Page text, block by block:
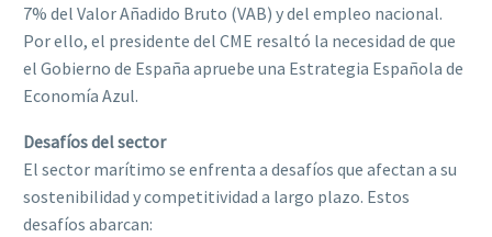
7% del Valor Añadido Bruto (VAB) y del empleo nacional.
Por ello, el presidente del CME resaltó la necesidad de que
el Gobierno de España apruebe una Estrategia Española de
Economía Azul.
Desafíos del sector
El sector marítimo se enfrenta a desafíos que afectan a su
sostenibilidad y competitividad a largo plazo. Estos
desafíos abarcan: